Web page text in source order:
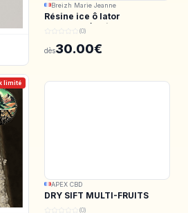
Breizh Marie Jeanne
Résine ice ô lator
ACDC.CBD/White CBG
(0)
dès30.00€
limité
APEX CBD
DRY SIFT MULTI-FRUITS
150u CBD - APEX CBD
(0)